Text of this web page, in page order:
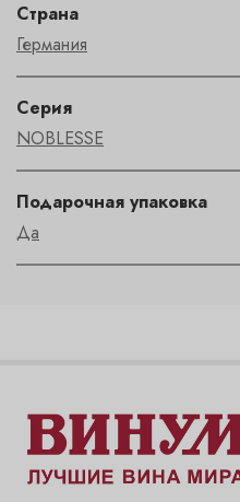
Страна
Германия
Серия
NOBLESSE
Подарочная упаковка
Да